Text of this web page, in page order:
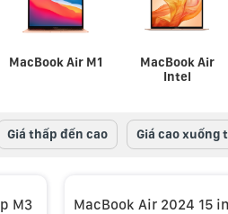
MacBook Air M1
MacBook Air
Intel
Giá thấp đến cao Giá cao xuống
M3
MacBook Air 2024 15